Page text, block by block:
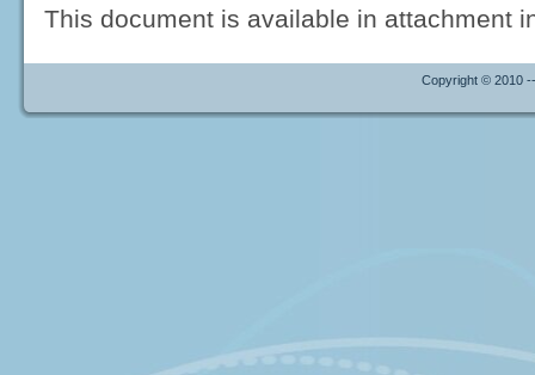
This document is available in attachment
Copyright © 2010